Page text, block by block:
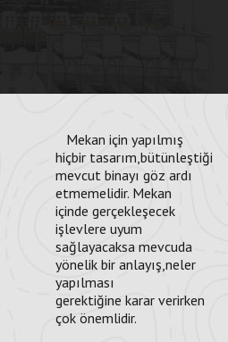
Mekan için yapılmış
hiçbir tasarım,bütünleştiği
mevcut binayı göz ardı
etmemelidir. Mekan
içinde gerçekleşecek
işlevlere uyum
sağlayacaksa mevcuda
yönelik bir anlayış,neler
yapılması
gerektiğine karar verirken
çok önemlidir.